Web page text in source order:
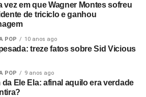
vez em que Wagner Montes sofreu
de triciclo e ganhou
POP 10 anos ago
treze fatos sobre Sid Vicious
POP 9 anos ago
da Ele Ela: afinal aquilo era verdade